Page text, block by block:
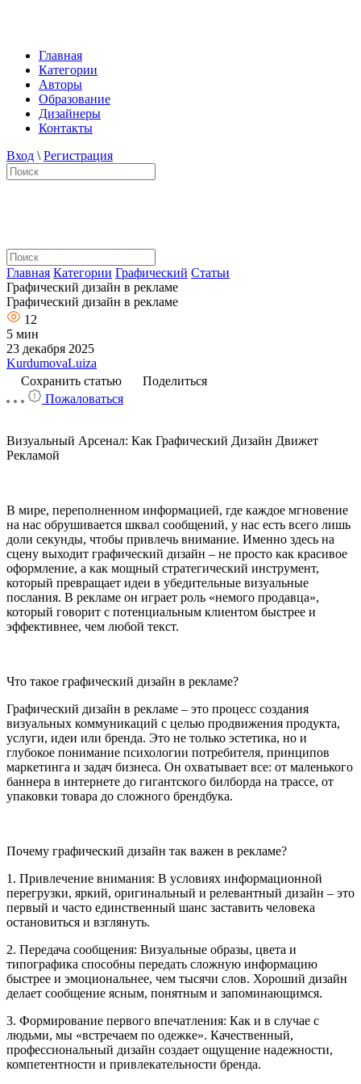
Главная
Категории
Авторы
Образование
Дизайнеры
Контакты
Вход \ Регистрация
Главная Категории Графический Статьи
Графический дизайн в рекламе
Графический дизайн в рекламе
12
5 мин
23 декабря 2025
KurdumovaLuiza
Сохранить статью
Поделиться
Пожаловаться
Визуальный Арсенал: Как Графический Дизайн Движет
Рекламой
В мире, переполненном информацией, где каждое мгновение
на нас обрушивается шквал сообщений, у нас есть всего лишь
доли секунды, чтобы привлечь внимание. Именно здесь на
сцену выходит графический дизайн – не просто как красивое
оформление, а как мощный стратегический инструмент,
который превращает идеи в убедительные визуальные
послания. В рекламе он играет роль «немого продавца»,
который говорит с потенциальным клиентом быстрее и
эффективнее, чем любой текст.
Что такое графический дизайн в рекламе?
Графический дизайн в рекламе – это процесс создания
визуальных коммуникаций с целью продвижения продукта,
услуги, идеи или бренда. Это не только эстетика, но и
глубокое понимание психологии потребителя, принципов
маркетинга и задач бизнеса. Он охватывает все: от маленького
баннера в интернете до гигантского билборда на трассе, от
упаковки товара до сложного брендбука.
Почему графический дизайн так важен в рекламе?
1. Привлечение внимания: В условиях информационной
перегрузки, яркий, оригинальный и релевантный дизайн – это
первый и часто единственный шанс заставить человека
остановиться и взглянуть.
2. Передача сообщения: Визуальные образы, цвета и
типографика способны передать сложную информацию
быстрее и эмоциональнее, чем тысячи слов. Хороший дизайн
делает сообщение ясным, понятным и запоминающимся.
3. Формирование первого впечатления: Как и в случае с
людьми, мы «встречаем по одежке». Качественный,
профессиональный дизайн создает ощущение надежности,
компетентности и привлекательности бренда.